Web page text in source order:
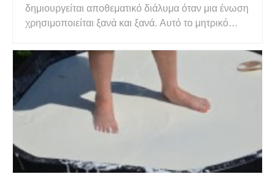
δημιουργείται αποθεματικό διάλυμα όταν μια ένωση
χρησιμοποιείται ξανά και ξανά. Αυτό το μητρικό
απαιτούνται χαμηλότερες συγκεντρώσεις,
πραγματοποιείται αραίωση. Η αραίωση είναι μια
διαδικασία όπου η συγκέντρωση ενός δ